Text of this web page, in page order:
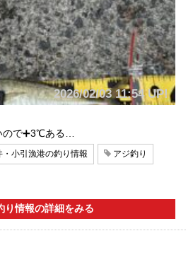
2026/02/03 11:54 UP!
で➕3℃ある…
・小引漁港の釣り情報 アジ釣り
り情報の詳細をみる